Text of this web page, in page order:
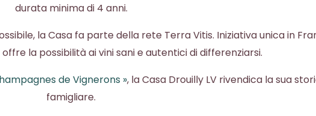
durata minima di 4 anni.
la Casa fa parte della rete Terra Vitis. Iniziativa unica in
la possibilità ai vini sani e autentici di differenziarsi.
de Vignerons », la Casa Drouilly LV rivendica la sua
famigliare.